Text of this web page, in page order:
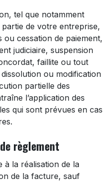
tel que notamment
de votre entreprise,
ou cessation de paiement,
judiciaire, suspension
faillite ou tout
ou modification
partielle des
l’application des
qui sont prévues en cas
règlement
à la réalisation de la
de la facture, sauf